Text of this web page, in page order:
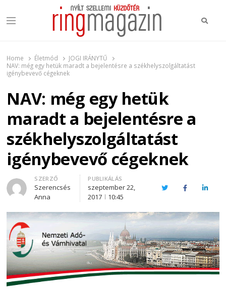
Menu
Home Életmód
JOGI IRÁNYTŰ
NAV: még egy hetük maradt a bejelentésre a székhelyszolgáltatást
igénybevevő cégeknek
NAV: még egy hetük
maradt a bejelentésre a
székhelyszolgáltatást
igénybevevő cégeknek
Author
SZERZŐ
Szerencsés
Anna
PUBLIKÁLÁS
szeptember 22,
2017
10:45
TwitterFacebook